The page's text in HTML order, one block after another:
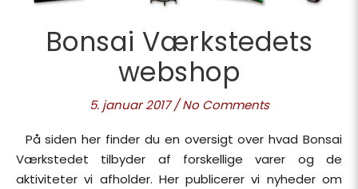
Bonsai Værkstedets
webshop
5. januar 2017 / No Comments
På siden her finder du en oversigt over hvad Bonsai
Værkstedet tilbyder af forskellige varer og de
aktiviteter vi afholder. Her publicerer vi nyheder om